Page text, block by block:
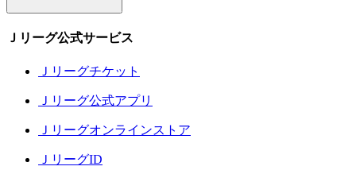
Ｊリーグ公式サービス
Ｊリーグチケット
Ｊリーグ公式アプリ
Ｊリーグオンラインストア
ＪリーグID